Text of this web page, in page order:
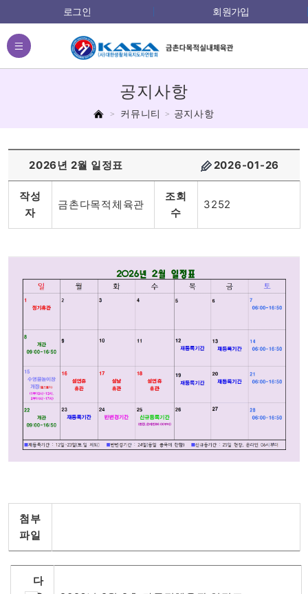
로그인 회원가입
전체메뉴
홈 커뮤니티 공지사항
공지사항
2026년 2월 일정표 2026-01-26
작성
자
금촌다목적체육관
조회
수
3252
첨부
파일
다